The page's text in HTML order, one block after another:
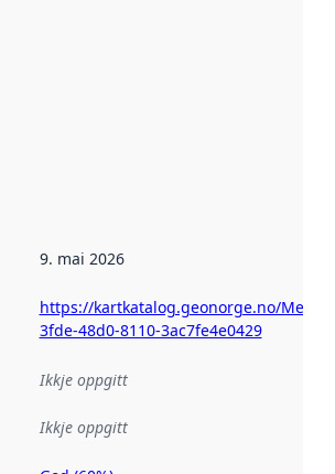
ha
om
9. mai 2026
https://kartkatalog.geonorge.no/
3fde-48d0-8110-3ac7fe4e0429
Ikkje oppgitt
Ikkje oppgitt